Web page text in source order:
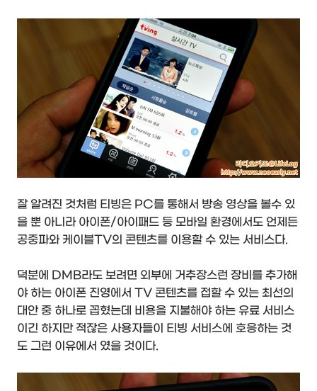
잘 알려진 것처럼 티빙은 PC를 통해서 방송 영상을 볼수 있
을 뿐 아니라 아이폰/아이패드 등 모바일 환경에서도 언제든
공중파와 케이블TV의 콘텐츠를 이용할 수 있는 서비스다.
덕분에 DMB라도 보려면 외부에 거추장스런 장비를 추가해
야 하는 아이폰 진영에서 TV 콘텐츠를 접할 수 있는 최선의
대안 중 하나로 꼽혔는데 비용을 지불해야 하는 유료 서비스
이긴 하지만 적잖은 사용자들이 티빙 서비스에 호응하는 것
도 그런 이유에서 였을 것이다.